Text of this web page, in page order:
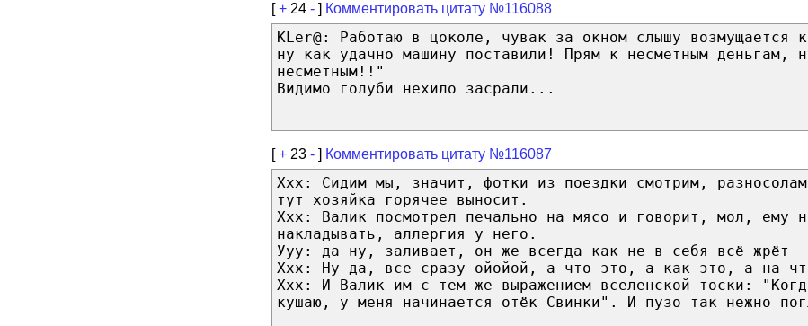
[+ 24 - ] Комментировать цитату №116088
KLer@: Работаю в цоколе, чувак за окном слышу возмущается
ну как удачно машину поставили! Прям к несметным деньгам,
несметным!!"
Видимо голуби нехило засрали...
[+ 23 - ] Комментировать цитату №116087
Ххх: Сидим мы, значит, фотки из поездки смотрим,
тут хозяйка горячее выносит.
Ххх: Валик посмотрел печально на мясо и говорит, мол, ему
накладывать, аллергия у него.
Ууу: да ну, заливает, он же всегда как не в себя всё жрёт
Ххх: Ну да, все сразу ойойой, а что это, а как это, а на
Ххх: И Валик им с тем же выражением вселенской тоски:
кушаю, у меня начинается отёк Свинки". И пузо так нежно